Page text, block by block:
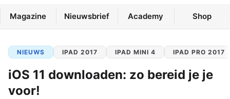
Magazine Nieuwsbrief Academy Shop
NIEUWS IPAD 2017 IPAD MINI 4 IPAD PRO 2017
iOS 11 downloaden: zo bereid je je
voor!